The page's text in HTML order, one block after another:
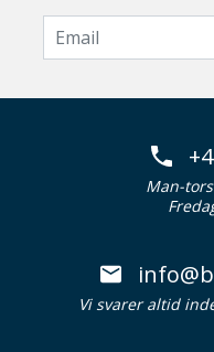
Man-
Vi svarer altid